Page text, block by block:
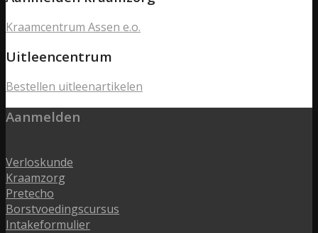
Kraamcentrum Assen e.o.
Uitleencentrum
Bestellen uitleenartikelen
Aanmelden
Verloskunde
Kraamzorg
Pretecho
Borstvoedingscursus
Intakeformulier